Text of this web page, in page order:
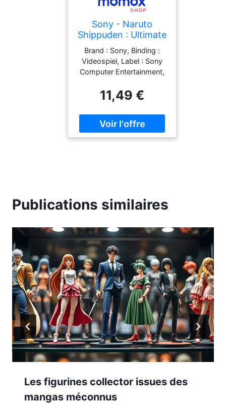
Sony - Naruto
Shippuden : Ultimate
Ninja Storm
Revolution Occasion
[ Ps3 ] -
3391891977968
Brand : Sony, Binding :
Videospiel, Label : Sony
Computer Entertainment,
Computer Entertainment,
PackageQuantity : 1,
Feature : - Naruto
Shippuden : ultimate Ninja
storm revolution Occasion
11,49 €
Publications similaires
Les figurines collector issues des
mangas méconnus